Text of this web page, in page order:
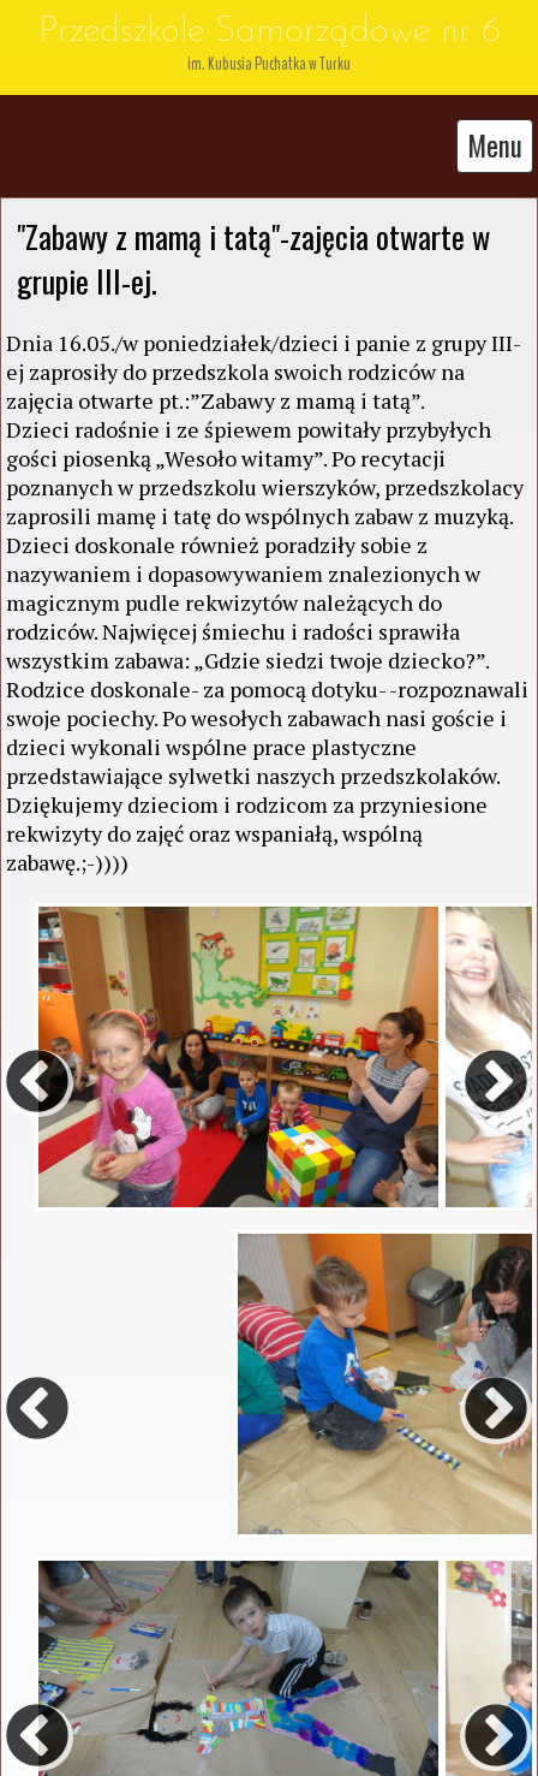
Przedszkole Samorządowe nr 6
im. Kubusia Puchatka w Turku
Menu
"Zabawy z mamą i tatą"-zajęcia otwarte w
grupie III-ej.
Dnia 16.05./w poniedziałek/dzieci i panie z grupy III-
ej zaprosiły do przedszkola swoich rodziców na
zajęcia otwarte pt.:”Zabawy z mamą i tatą”.
Dzieci radośnie i ze śpiewem powitały przybyłych
gości piosenką „Wesoło witamy”. Po recytacji
poznanych w przedszkolu wierszyków, przedszkolacy
zaprosili mamę i tatę do wspólnych zabaw z muzyką.
Dzieci doskonale również poradziły sobie z
nazywaniem i dopasowywaniem znalezionych w
magicznym pudle rekwizytów należących do
rodziców. Najwięcej śmiechu i radości sprawiła
wszystkim zabawa: „Gdzie siedzi twoje dziecko?”.
Rodzice doskonale- za pomocą dotyku- -rozpoznawali
swoje pociechy. Po wesołych zabawach nasi goście i
dzieci wykonali wspólne prace plastyczne
przedstawiające sylwetki naszych przedszkolaków.
Dziękujemy dzieciom i rodzicom za przyniesione
rekwizyty do zajęć oraz wspaniałą, wspólną
zabawę.;-))))